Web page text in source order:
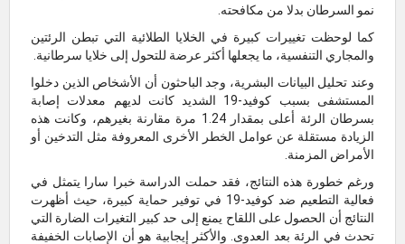
نمو السرطان بدلا من مكافحته.
كما لوحظت تغييرات كبيرة في الخلايا الطلائية التي تبطن الرئتين
والمجاري التنفسية، ما يجعلها أكثر عرضة للتحول إلى خلايا سرطانية.
وعند تحليل البيانات البشرية، وجد الباحثون أن الأشخاص الذين دخلوا
المستشفى بسبب كوفيد-19 الشديد كانت لديهم معدلات إصابة
بسرطان الرئة أعلى بمقدار 1.24 مرة مقارنة بغيرهم، وكانت هذه
الزيادة مستقلة عن عوامل الخطر الأخرى المعروفة مثل التدخين أو
الأمراض المزمنة.
ورغم خطورة هذه النتائج، فقد حملت الدراسة خبرا سارا يتمثل في
فعالية التطعيم ضد كوفيد-19 في توفير حماية كبيرة، حيث أظهرت
النتائج أن الحصول على اللقاح يمنع إلى حد كبير التغيرات الضارة التي
تحدث في الرئة بعد العدوى. والأكثر إيجابية هو أن الإصابات الخفيفة